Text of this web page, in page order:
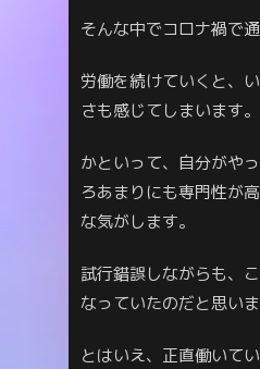
そんな中でコロナ禍で
労働を続けていくと、
さも感じてしまいます。
かといって、自分がや
ろあまりにも専門性が
な気がします。
試行錯誤しながらも、
なっていたのだと思いま
とはいえ、正直働いて